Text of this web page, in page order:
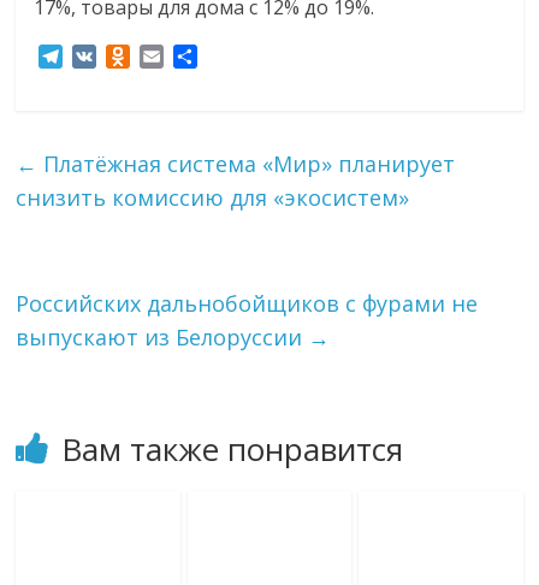
17%, товары для дома с 12% до 19%.
T
r
a
V
O
l
a
i
k
i
E
в
и
← Платёжная система «Мир» планирует
снизить комиссию для «экосистем»
Российских дальнобойщиков с фурами не
выпускают из Белоруссии →
Вам также понравится